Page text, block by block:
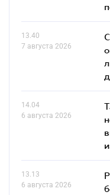
13.40
7 августа 2026
14.04
6 августа 2026
13.13
6 августа 2026